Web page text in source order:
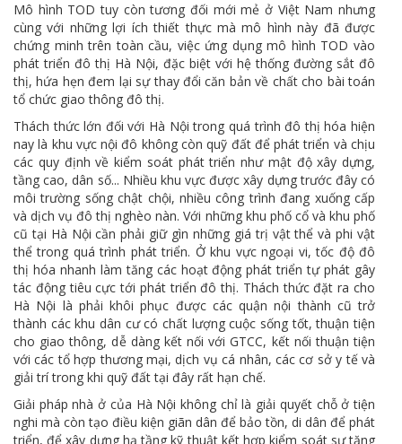
Mô hình TOD tuy còn tương đối mới mẻ ở Việt Nam nhưng
cùng với những lợi ích thiết thực mà mô hình này đã được
chứng minh trên toàn cầu, việc ứng dụng mô hình TOD vào
phát triển đô thị Hà Nội, đặc biệt với hệ thống đường sắt đô
thị, hứa hẹn đem lại sự thay đổi căn bản về chất cho bài toán
tổ chức giao thông đô thị.
Thách thức lớn đối với Hà Nội trong quá trình đô thị hóa hiện
nay là khu vực nội đô không còn quỹ đất để phát triển và chịu
các quy định về kiểm soát phát triển như mật độ xây dựng,
tầng cao, dân số... Nhiều khu vực được xây dựng trước đây có
môi trường sống chật chội, nhiều công trình đang xuống cấp
và dịch vụ đô thị nghèo nàn. Với những khu phố cổ và khu phố
cũ tại Hà Nội cần phải giữ gìn những giá trị vật thể và phi vật
thể trong quá trình phát triển. Ở khu vực ngoại vi, tốc độ đô
thị hóa nhanh làm tăng các hoạt động phát triển tự phát gây
tác động tiêu cực tới phát triển đô thị. Thách thức đặt ra cho
Hà Nội là phải khôi phục được các quận nội thành cũ trở
thành các khu dân cư có chất lượng cuộc sống tốt, thuận tiện
cho giao thông, dễ dàng kết nối với GTCC, kết nối thuận tiện
với các tổ hợp thương mại, dịch vụ cá nhân, các cơ sở y tế và
giải trí trong khi quỹ đất tại đây rất hạn chế.
Giải pháp nhà ở của Hà Nội không chỉ là giải quyết chỗ ở tiện
nghi mà còn tạo điều kiện giãn dân để bảo tồn, di dân để phát
triển, để xây dựng hạ tầng kỹ thuật kết hợp kiểm soát sự tăng